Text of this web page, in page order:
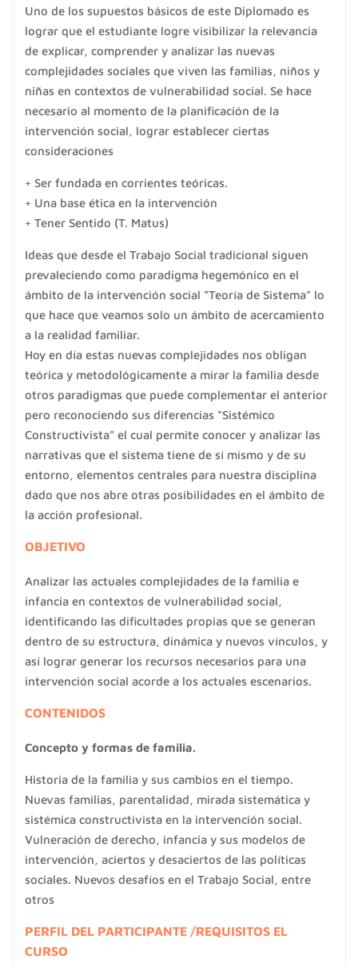
Uno de los supuestos básicos de este Diplomado es
lograr que el estudiante logre visibilizar la relevancia
de explicar, comprender y analizar las nuevas
complejidades sociales que viven las familias, niños y
niñas en contextos de vulnerabilidad social. Se hace
necesario al momento de la planificación de la
intervención social, lograr establecer ciertas
consideraciones
+ Ser fundada en corrientes teóricas.
+ Una base ética en la intervención
+ Tener Sentido (T. Matus)
Ideas que desde el Trabajo Social tradicional siguen
prevaleciendo como paradigma hegemónico en el
ámbito de la intervención social “Teoría de Sistema” lo
que hace que veamos solo un ámbito de acercamiento
a la realidad familiar.
Hoy en día estas nuevas complejidades nos obligan
teórica y metodológicamente a mirar la familia desde
otros paradigmas que puede complementar el anterior
pero reconociendo sus diferencias “Sistémico
Constructivista” el cual permite conocer y analizar las
narrativas que el sistema tiene de sí mismo y de su
entorno, elementos centrales para nuestra disciplina
dado que nos abre otras posibilidades en el ámbito de
la acción profesional.
OBJETIVO
Analizar las actuales complejidades de la familia e
infancia en contextos de vulnerabilidad social,
identificando las dificultades propias que se generan
dentro de su estructura, dinámica y nuevos vínculos, y
así lograr generar los recursos necesarios para una
intervención social acorde a los actuales escenarios.
CONTENIDOS
Concepto y formas de familia.
Historia de la familia y sus cambios en el tiempo.
Nuevas familias, parentalidad, mirada sistemática y
sistémica constructivista en la intervención social.
Vulneración de derecho, infancia y sus modelos de
intervención, aciertos y desaciertos de las políticas
sociales. Nuevos desafíos en el Trabajo Social, entre
otros
PERFIL DEL PARTICIPANTE /REQUISITOS EL
CURSO